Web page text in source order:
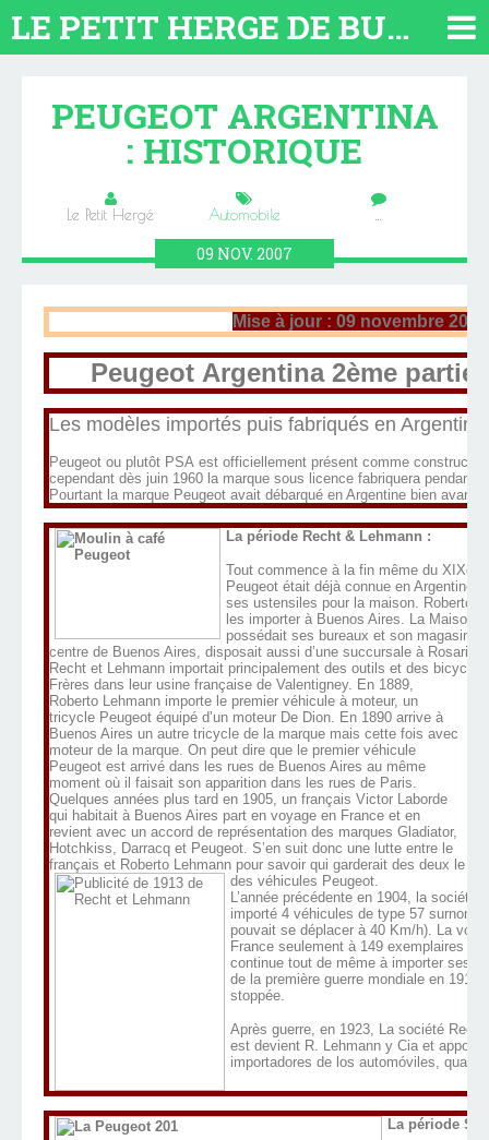
LE PETIT HERGE DE BUENOS AIRES 2026. TOUT SUR L'ARGENTINE
PEUGEOT ARGENTINA
: HISTORIQUE
Le Petit Hergé Automobile …
09 NOV. 2007
Mise à jour : 09 novembre 2007
Peugeot Argentina 2ème partie
Les modèles importés puis fabriqués en Argentine.
Peugeot ou plutôt PSA est officiellement présent comme
cependant dès juin 1960 la marque sous licence fabriquera pendant
Pourtant la marque Peugeot avait débarqué en Argentine bien avant…
La période Recht & Lehmann :
Tout commence à la fin même du
Peugeot était déjà connue en Argentine
ses ustensiles pour la maison. Roberto
les importer à Buenos Aires. La Maison
possédait ses bureaux et son magasin
centre de Buenos Aires, disposait aussi d’une succursale à Rosario
Recht et Lehmann importait principalement des outils et des
Frères dans leur usine française de Valentigney. En 1889,
Roberto Lehmann importe le premier véhicule à moteur, un
tricycle Peugeot équipé d’un moteur De Dion. En 1890 arrive à
Buenos Aires un autre tricycle de la marque mais cette fois avec
moteur de la marque. On peut dire que le premier véhicule
Peugeot est arrivé dans les rues de Buenos Aires au même
moment où il faisait son apparition dans les rues de Paris.
Quelques années plus tard en 1905, un français Victor Laborde
qui habitait à Buenos Aires part en voyage en France et en
revient avec un accord de représentation des marques Gladiator,
Hotchkiss, Darracq et Peugeot. S’en suit donc une lutte entre le
français et Roberto Lehmann pour savoir qui garderait des deux le
des véhicules Peugeot.
L’année précédente en 1904, la société
importé 4 véhicules de type 57
pouvait se déplacer à 40 Km/h). La
France seulement à 149 exemplaires
continue tout de même à importer ses
de la première guerre mondiale en
stoppée.
Après guerre, en 1923, La société
est devient R. Lehmann y Cia et
importadores de los automóviles,
La période